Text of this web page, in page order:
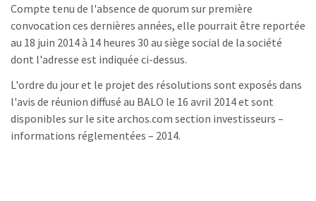
Compte tenu de l'absence de quorum sur première
convocation ces dernières années, elle pourrait être reportée
au 18 juin 2014 à 14 heures 30 au siège social de la société
dont l'adresse est indiquée ci-dessus.
L'ordre du jour et le projet des résolutions sont exposés dans
l'avis de réunion diffusé au BALO le 16 avril 2014 et sont
disponibles sur le site archos.com section investisseurs –
informations réglementées – 2014.